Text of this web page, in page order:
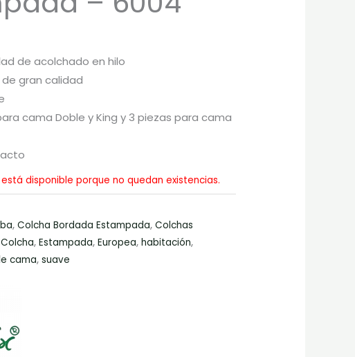
de acolchado en hilo
gran calidad
cama Doble y King y 3 piezas para cama
disponible porque no quedan existencias.
, Colcha Bordada Estampada, Colchas
Colcha, Estampada, Europea, habitación,
cama, suave